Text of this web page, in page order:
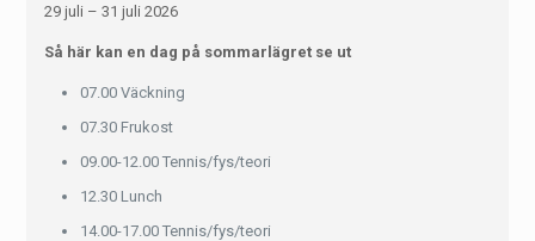
29 juli – 31 juli 2026
Så här kan en dag på sommarlägret se ut
07.00 Väckning
07.30 Frukost
09.00-12.00 Tennis/fys/teori
12.30 Lunch
14.00-17.00 Tennis/fys/teori